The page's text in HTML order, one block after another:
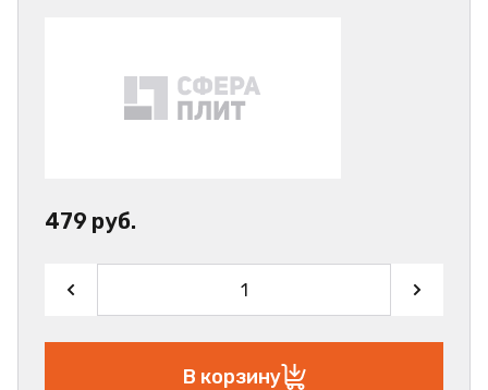
479 руб.
В корзину